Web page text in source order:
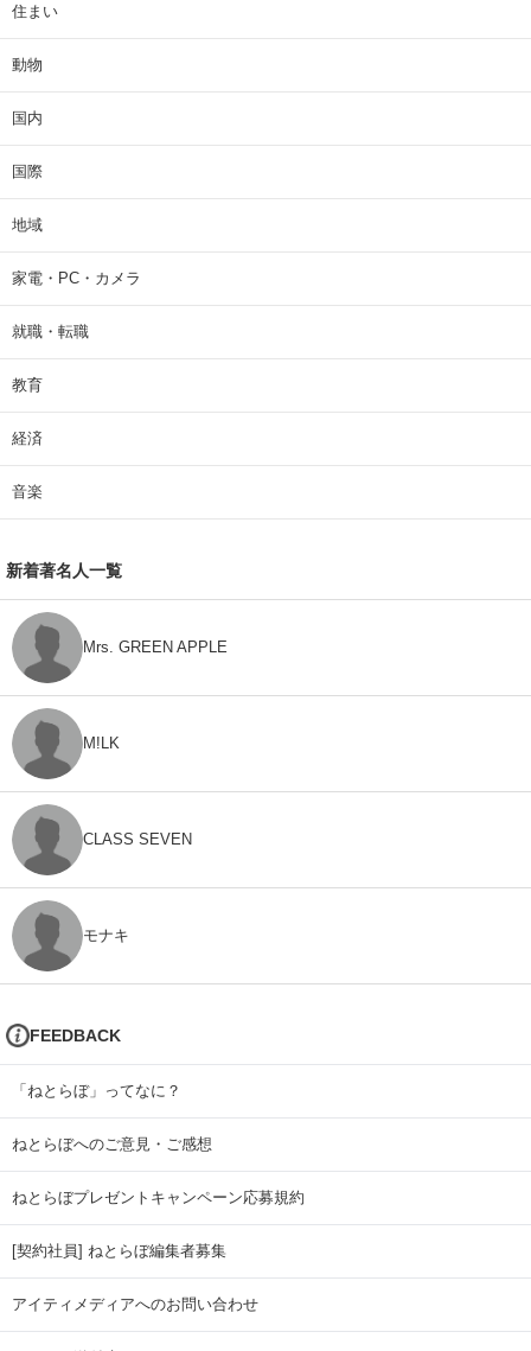
住まい
動物
国内
国際
地域
家電・PC・カメラ
就職・転職
教育
経済
音楽
新着著名人一覧
Mrs. GREEN APPLE
M!LK
CLASS SEVEN
モナキ
FEEDBACK
「ねとらぼ」ってなに？
ねとらぼへのご意見・ご感想
ねとらぼプレゼントキャンペーン応募規約
[契約社員] ねとらぼ編集者募集
アイティメディアへのお問い合わせ